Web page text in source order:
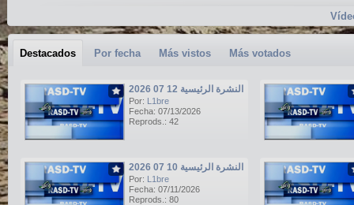
Destacados Por fecha Más vistos Más votados
النشرة الرئيسية 12 07 2026
Por: L1bre
Fecha: 07/13/2026
Reprods.: 42
النشرة الرئيسية 10 07 2026
Por: L1bre
Fecha: 07/11/2026
Reprods.: 80